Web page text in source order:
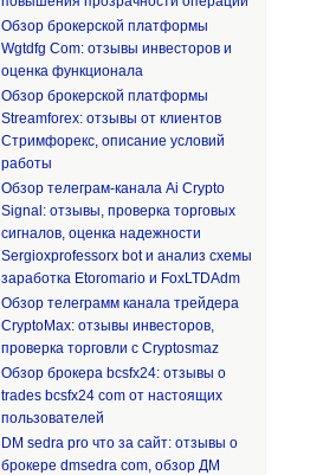
Обзор брокерской платформы
Wgtdfg Com: отзывы инвесторов и
оценка функционала
Обзор брокерской платформы
Streamforex: отзывы от клиентов
Стримфорекс, описание условий
работы
Обзор телеграм-канала Ai Crypto
Signal: отзывы, проверка торговых
сигналов, оценка надежности
Sergioxprofessorx bot и анализ схемы
заработка Etoromario и FoxLTDAdm
Обзор телеграмм канала трейдера
CryptoMax: отзывы инвесторов,
проверка торговли с Cryptosmaz
Обзор брокера bcsfx24: отзывы о
trades bcsfx24 com от настоящих
пользователей
DM sedra pro что за сайт: отзывы о
брокере dmsedra com, обзор ДМ